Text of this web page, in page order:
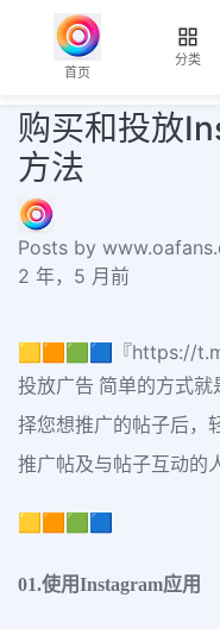
首页
分类
购买和投放
方法
Posts by
2 年，5 月前
🟨🟧🟩🟦『https://
投放广告 简单的方式就
择您想推广的帖子后，
推广帖及与帖子互动的
🟨🟧🟩🟦
01.使用Instagram应用